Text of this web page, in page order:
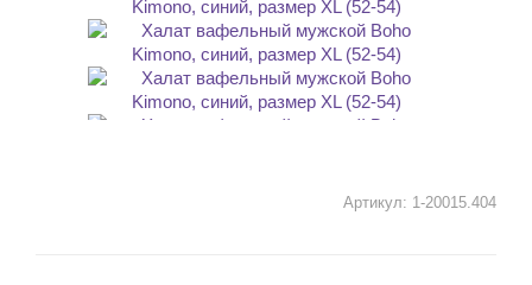
Артикул: 1-20015.404